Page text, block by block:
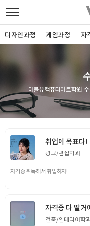
디자인정규과정
디자인단과과정
게임과정
자격증과정
커뮤니티
취업지원센터
디자인과정 게임과정 자
더블유컴퓨터아트학원
취업이 목표다!
광고/편집
자격증 취득해서 취업하자!
자격증 다 딸거
건축/인테리어